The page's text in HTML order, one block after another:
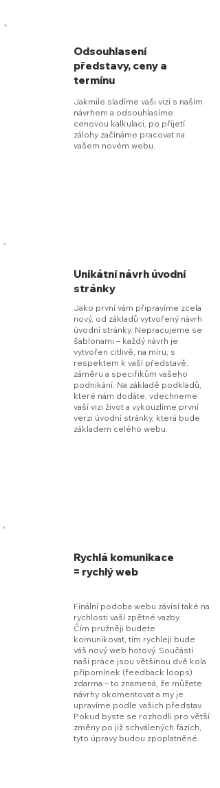
Odsouhlasení
představy, ceny a
termínu
Jakmile sladíme vaši vizi s naším
návrhem a odsouhlasíme
cenovou kalkulaci, po přijetí
zálohy začínáme pracovat na
vašem novém webu.
Unikátní návrh úvodní
stránky
Jako první vám připravíme zcela
nový, od základů vytvořený návrh
úvodní stránky. Nepracujeme se
šablonami – každý návrh je
vytvořen citlivě, na míru, s
respektem k vaší představě,
záměru a specifikům vašeho
podnikání. Na základě podkladů,
které nám dodáte, vdechneme
vaší vizi život a vykouzlíme první
verzi úvodní stránky, která bude
základem celého webu.
Rychlá komunikace
= rychlý web
Finální podoba webu závisí také na
rychlosti vaší zpětné vazby.
Čím pružněji budete
komunikovat, tím rychleji bude
váš nový web hotový. Součástí
naší práce jsou většinou dvě kola
připomínek (feedback loops)
zdarma – to znamená, že můžete
návrhy okomentovat a my je
upravíme podle vašich představ.
Pokud byste se rozhodli pro větší
změny po již schválených fázích,
tyto úpravy budou zpoplatněné.